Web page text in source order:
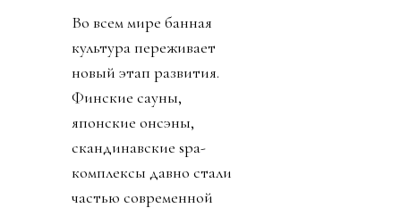
Во всем мире банная
культура переживает
новый этап развития.
Финские сауны,
японские онсэны,
скандинавские spa-
комплексы давно стали
частью современной